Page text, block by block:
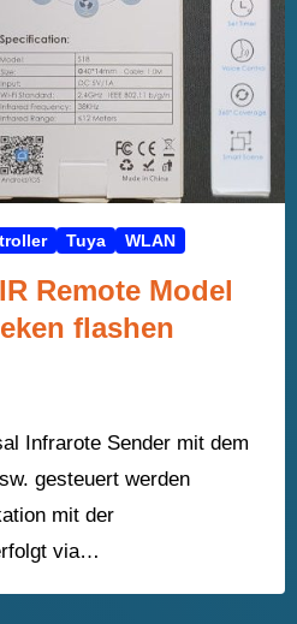
Tuya WLAN
Remote Model
flashen
Infrarote Sender mit dem
gesteuert werden
mit der
via…